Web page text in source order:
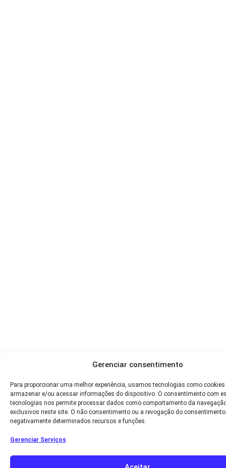
Gerenciar consentimento
Para proporcionar uma melhor experiência, usamos tecnologias como cookies
armazenar e/ou acessar informações do dispositivo. O consentimento com
tecnologias nos permite processar dados como comportamento da
exclusivos neste site. O não consentimento ou a revogação do
negativamente determinados recursos e funções.
Gerenciar Serviços